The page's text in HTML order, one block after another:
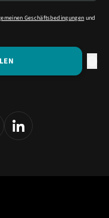
Geschäftsbedingungen und